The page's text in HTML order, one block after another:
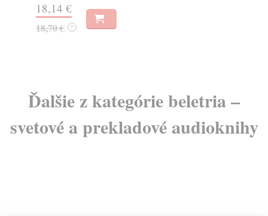
18,14 €
18,70 € ?
Ďalšie z kategórie beletria –
svetové a prekladové audioknihy